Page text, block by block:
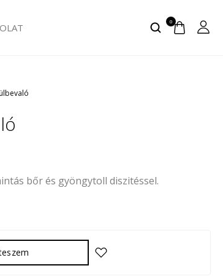
0
bőr és gyöngytoll diszitéssel.